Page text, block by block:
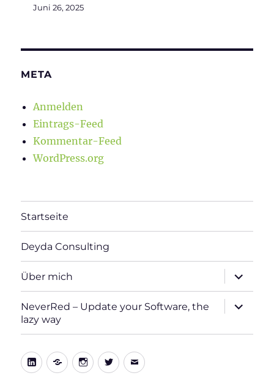
Juni 26, 2025
META
Anmelden
Eintrags-Feed
Kommentar-Feed
WordPress.org
Startseite
Deyda Consulting
Über mich
öffnen
NeverRed – Update your Software, the
lazy way
öffnen
LinkedIn
Xing Instagram
TwitterE-